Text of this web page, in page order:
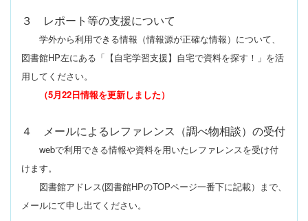
３ レポート等の支援について
学外から利用できる情報（情報源が正確な情報）について、
図書館HP左にある「【自宅学習支援】自宅で資料を探す！」を活
用してください。
（5月22日情報を更新しました）
４ メールによるレファレンス（調べ物相談）の受付
webで利用できる情報や資料を用いたレファレンスを受け付
けます。
図書館アドレス(図書館HPのTOPページ一番下に記載） まで、
メールにて申し出てください。